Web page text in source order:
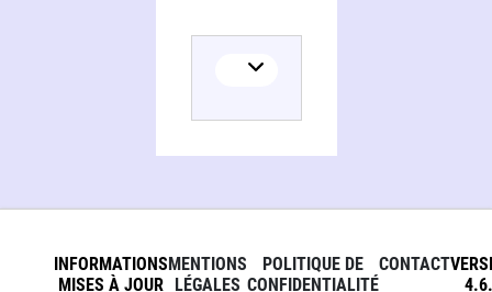
INFORMATIONS
MISES À JOUR
MENTIONS
LÉGALES
POLITIQUE DE
CONFIDENTIALITÉ
CONTACT